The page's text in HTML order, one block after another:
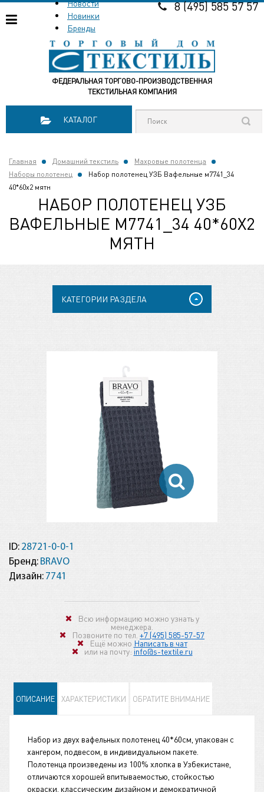
ФЕДЕРАЛЬНАЯ ТОРГОВО-ПРОИЗВОДСТВЕННАЯ
ТЕКСТИЛЬНАЯ КОМПАНИЯ
Новости
Новинки
Бренды
8 (495) 585 57 57
КАТАЛОГ
Главная Домашний текстиль
Махровые полотенца
Наборы полотенец
Набор полотенец УЗБ Вафельные м7741_34
40*60х2 мятн
НАБОР ПОЛОТЕНЕЦ УЗБ
ВАФЕЛЬНЫЕ М7741_34 40*60Х2
МЯТН
КАТЕГОРИИ РАЗДЕЛА
ID: 28721-0-0-1
Бренд: BRAVO
Дизайн: 7741
Всю информацию можно узнать у
менеджера.
Позвоните по тел. +7 (495) 585-57-57
Ещё можно Написать в чат
или на почту:info@s-textile.ru
ОПИСАНИЕ ХАРАКТЕРИСТИКИ ОБРАТИТЕ ВНИМАНИЕ
Набор из двух вафельных полотенец 40*60см, упакован с
хангером, подвесом, в индивидуальном пакете.
Полотенца произведены из 100% хлопка в Узбекистане,
отличаются хорошей впитываемостью, стойкостью
окраски, классическим дизайном и демократичной